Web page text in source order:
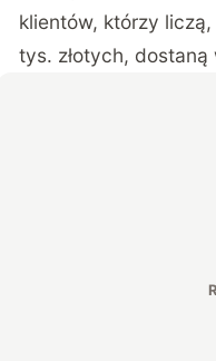
klientów, którzy
tys. złotych,